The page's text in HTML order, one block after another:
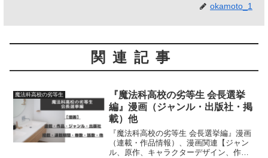
okamoto_1
関連記事
魔法科高校の劣等生
『魔法科高校の劣等生 会長選挙
編』漫画（ジャンル・出版社・掲
載）他
『魔法科高校の劣等生 会長選挙編』漫画
（連載・作品情報）、漫画関連【ジャン
ル、原作、キャラクターデザイン、作